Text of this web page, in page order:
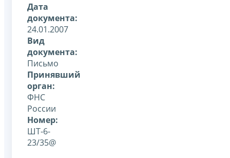
Дата
документа:
24.01.2007
Вид
документа:
Письмо
Принявший
орган:
ФНС
России
Номер:
ШТ-6-
23/35@